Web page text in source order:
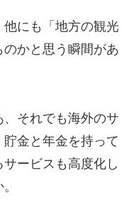
にも「地方の観光
かと思う瞬間があ
それでも海外のサ
金と年金を持って
ービスも高度化し